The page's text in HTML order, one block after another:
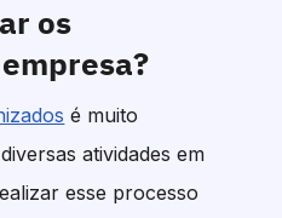
os
é muito
atividades em
esse processo